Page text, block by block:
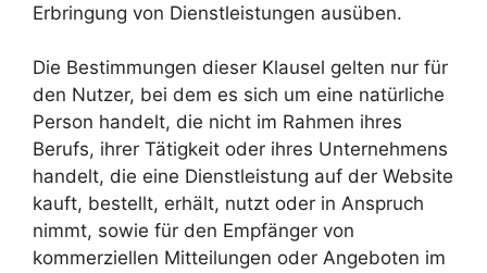
Erbringung von Dienstleistungen ausüben.
Die Bestimmungen dieser Klausel gelten nur für
den Nutzer, bei dem es sich um eine natürliche
Person handelt, die nicht im Rahmen ihres
Berufs, ihrer Tätigkeit oder ihres Unternehmens
handelt, die eine Dienstleistung auf der Website
kauft, bestellt, erhält, nutzt oder in Anspruch
nimmt, sowie für den Empfänger von
kommerziellen Mitteilungen oder Angeboten im